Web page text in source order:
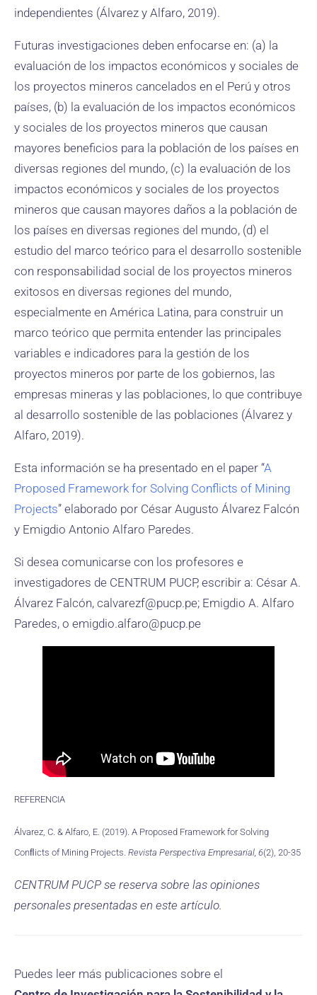
independientes (Álvarez y Alfaro, 2019).
Futuras investigaciones deben enfocarse en: (a) la
evaluación de los impactos económicos y sociales de
los proyectos mineros cancelados en el Perú y otros
países, (b) la evaluación de los impactos económicos
y sociales de los proyectos mineros que causan
mayores beneficios para la población de los países en
diversas regiones del mundo, (c) la evaluación de los
impactos económicos y sociales de los proyectos
mineros que causan mayores daños a la población de
los países en diversas regiones del mundo, (d) el
estudio del marco teórico para el desarrollo sostenible
con responsabilidad social de los proyectos mineros
exitosos en diversas regiones del mundo,
especialmente en América Latina, para construir un
marco teórico que permita entender las principales
variables e indicadores para la gestión de los
proyectos mineros por parte de los gobiernos, las
empresas mineras y las poblaciones, lo que contribuye
al desarrollo sostenible de las poblaciones (Álvarez y
Alfaro, 2019).
Esta información se ha presentado en el paper “A
Proposed Framework for Solving Conflicts of Mining
Projects” elaborado por César Augusto Álvarez Falcón
y Emigdio Antonio Alfaro Paredes.
Si desea comunicarse con los profesores e
investigadores de CENTRUM PUCP, escribir a: César A.
Álvarez Falcón, calvarezf@pucp.pe; Emigdio A. Alfaro
Paredes, o emigdio.alfaro@pucp.pe
REFERENCIA
Álvarez, C. & Alfaro, E. (2019). A Proposed Framework for Solving
Conﬂicts of Mining Projects. Revista Perspectiva Empresarial, 6(2), 20-35
CENTRUM PUCP se reserva sobre las opiniones
personales presentadas en este artículo.
Puedes leer más publicaciones sobre el